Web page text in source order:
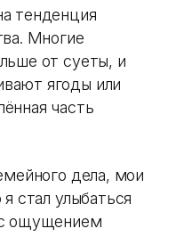
тенденция
Многие
от суеты, и
ягоды или
часть
дела, мои
стал улыбаться
ощущением